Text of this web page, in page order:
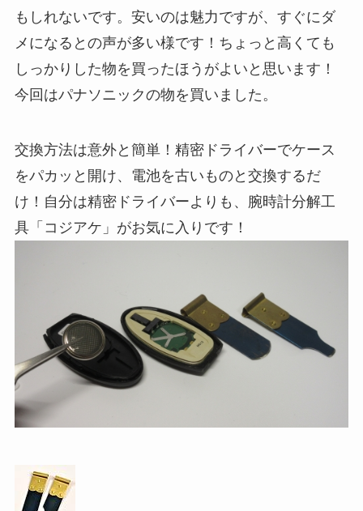
もしれないです。安いのは魅力ですが、すぐにダ
メになるとの声が多い様です！ちょっと高くても
しっかりした物を買ったほうがよいと思います！
今回はパナソニックの物を買いました。
交換方法は意外と簡単！精密ドライバーでケース
をパカッと開け、電池を古いものと交換するだ
け！自分は精密ドライバーよりも、腕時計分解工
具「コジアケ」がお気に入りです！